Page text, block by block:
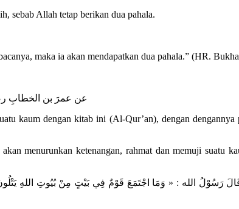
sebab Allah tetap berikan dua pahala.
maka ia akan mendapatkan dua pahala.” (HR.
عن عمرَ بن الخطابِ
kaum dengan kitab ini (Al-Qur’an), dengan
menurunkan ketenangan, rahmat dan memuji suatu
الله : « وَمَا اجْتَمَعَ قَوْمٌ فِي بَيْتٍ مِنْ بُيُوتِ اللهِ يَتْلُونَ